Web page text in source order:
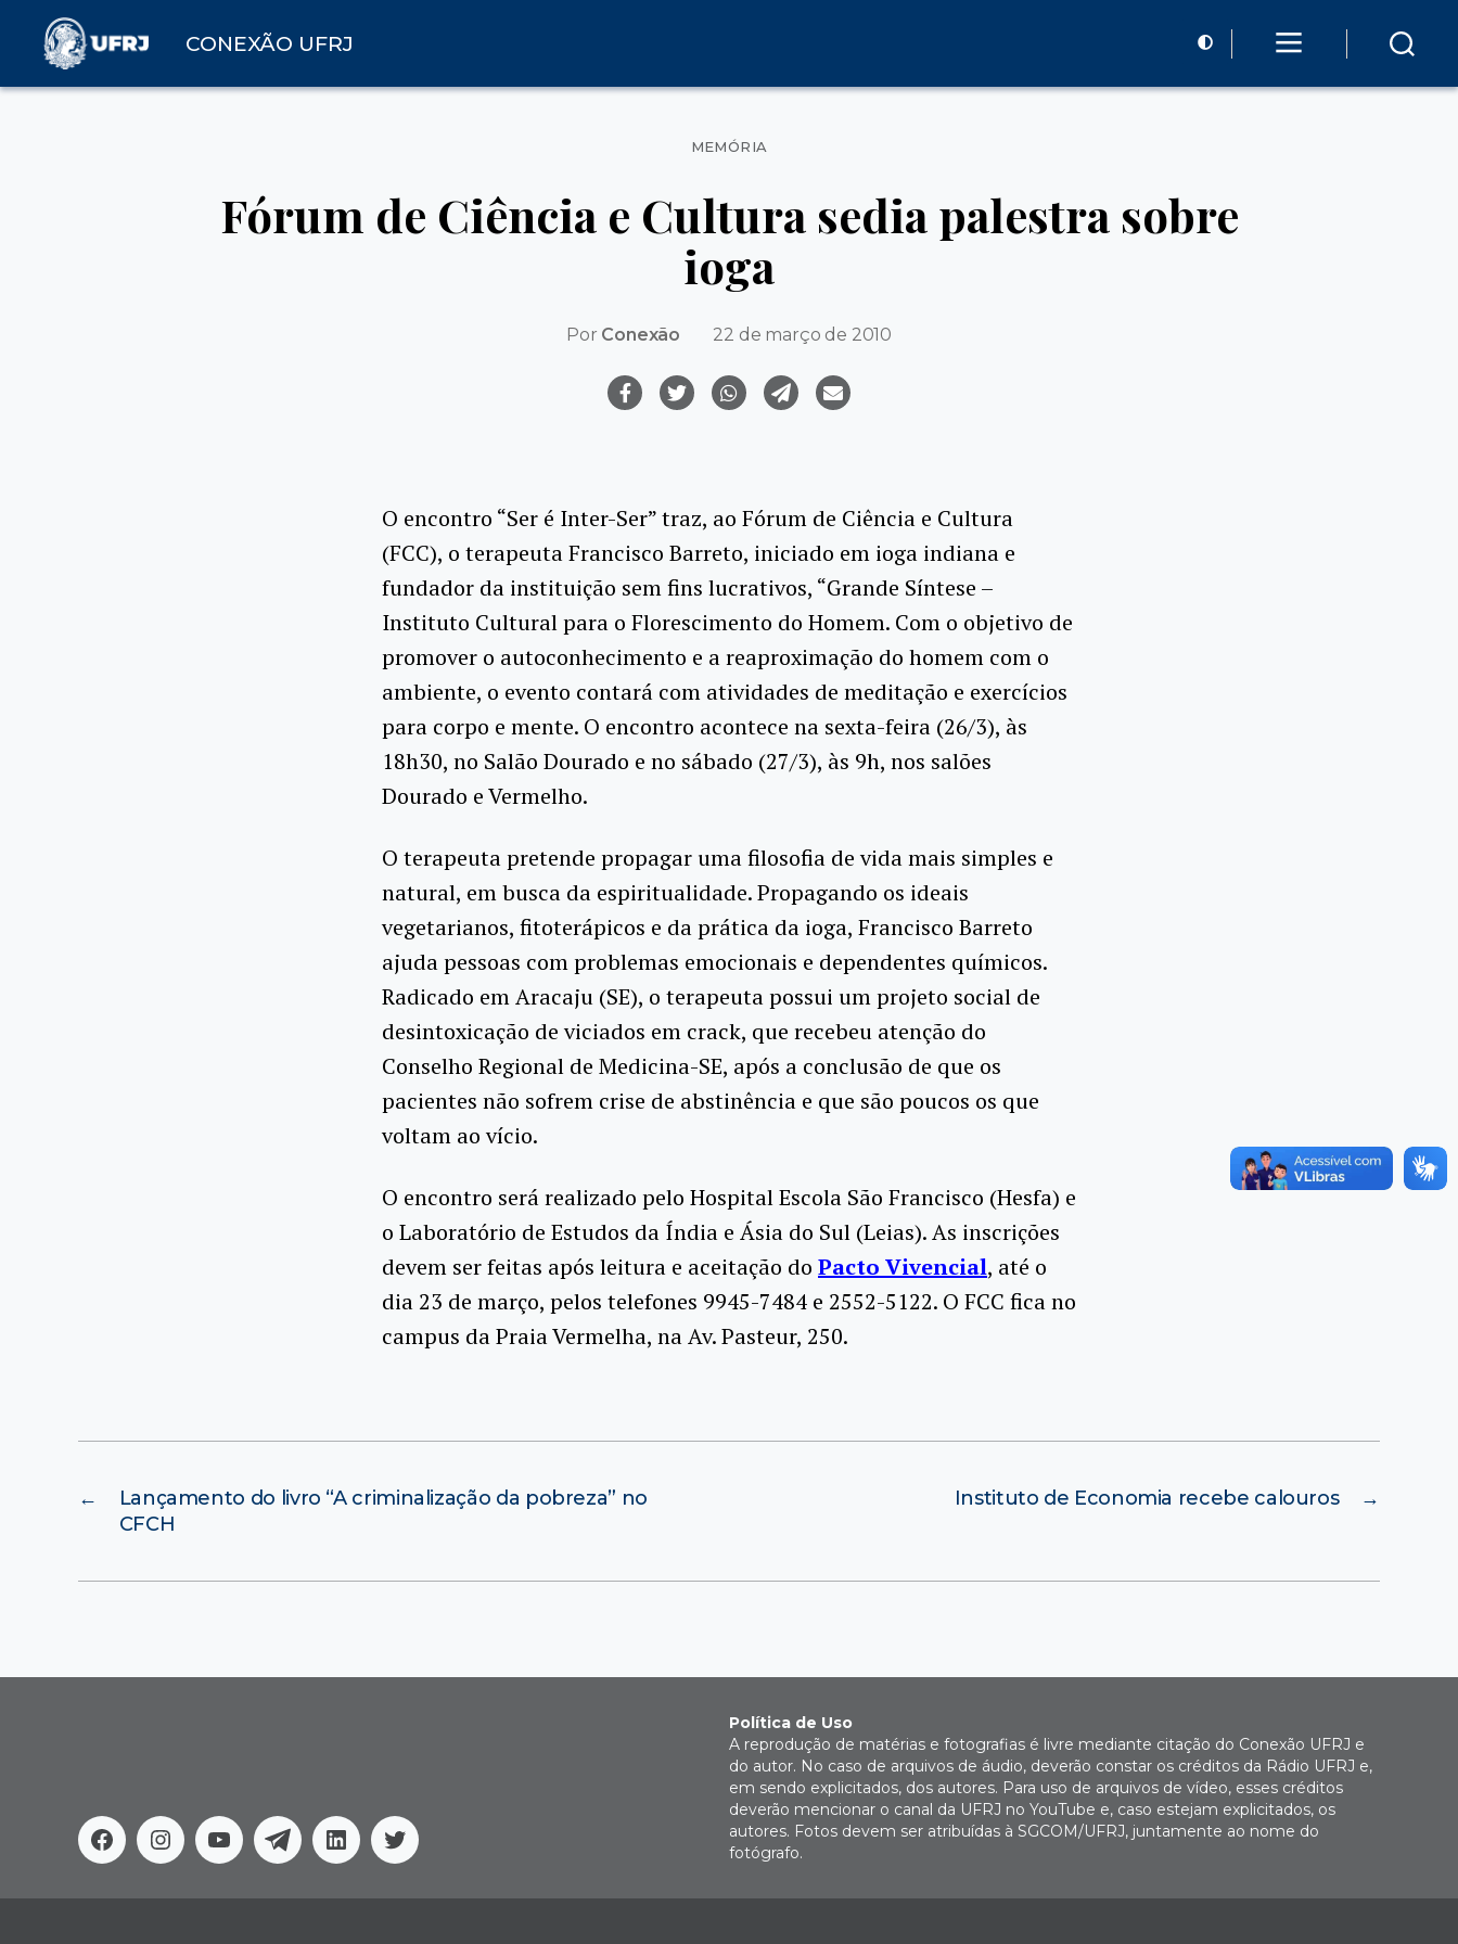
CONEXÃO UFRJ
Categorias
MEMÓRIA
Fórum de Ciência e Cultura sedia palestra sobre
ioga
Por Conexão 22 de março de 2010
O encontro “Ser é Inter-Ser” traz, ao Fórum de Ciência e Cultura
(FCC), o terapeuta Francisco Barreto, iniciado em ioga indiana e
fundador da instituição sem fins lucrativos, “Grande Síntese –
Instituto Cultural para o Florescimento do Homem. Com o objetivo de
promover o autoconhecimento e a reaproximação do homem com o
ambiente, o evento contará com atividades de meditação e exercícios
para corpo e mente. O encontro acontece na sexta-feira (26/3), às
18h30, no Salão Dourado e no sábado (27/3), às 9h, nos salões
Dourado e Vermelho.
O terapeuta pretende propagar uma filosofia de vida mais simples e
natural, em busca da espiritualidade. Propagando os ideais
vegetarianos, fitoterápicos e da prática da ioga, Francisco Barreto
ajuda pessoas com problemas emocionais e dependentes químicos.
Radicado em Aracaju (SE), o terapeuta possui um projeto social de
desintoxicação de viciados em crack, que recebeu atenção do
Conselho Regional de Medicina-SE, após a conclusão de que os
pacientes não sofrem crise de abstinência e que são poucos os que
voltam ao vício.
O encontro será realizado pelo Hospital Escola São Francisco (Hesfa) e
o Laboratório de Estudos da Índia e Ásia do Sul (Leias). As inscrições
devem ser feitas após leitura e aceitação do Pacto Vivencial, até o
dia 23 de março, pelos telefones 9945-7484 e 2552-5122. O FCC fica no
campus da Praia Vermelha, na Av. Pasteur, 250.
←
Lançamento do livro “A criminalização da pobreza” no
CFCH
→
Instituto de Economia recebe calouros
FacebookInstagram
YoutubeTelegramLinkedinTwitter
Política de Uso
A reprodução de matérias e fotografias é livre mediante citação do Conexão UFRJ e
do autor. No caso de arquivos de áudio, deverão constar os créditos da Rádio UFRJ e,
em sendo explicitados, dos autores. Para uso de arquivos de vídeo, esses créditos
deverão mencionar o canal da UFRJ no YouTube e, caso estejam explicitados, os
autores. Fotos devem ser atribuídas à SGCOM/UFRJ, juntamente ao nome do
fotógrafo.